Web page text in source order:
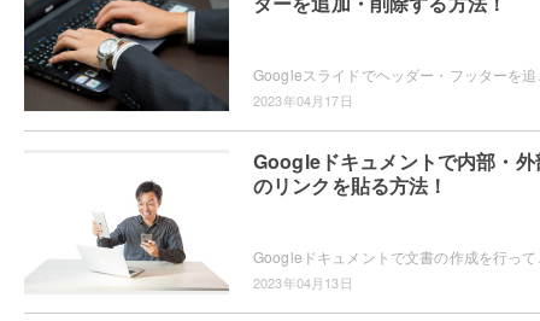
2023年04月17日
Googleドキュメントで内部・外
のリンクを貼る方法！
2023年04月13日